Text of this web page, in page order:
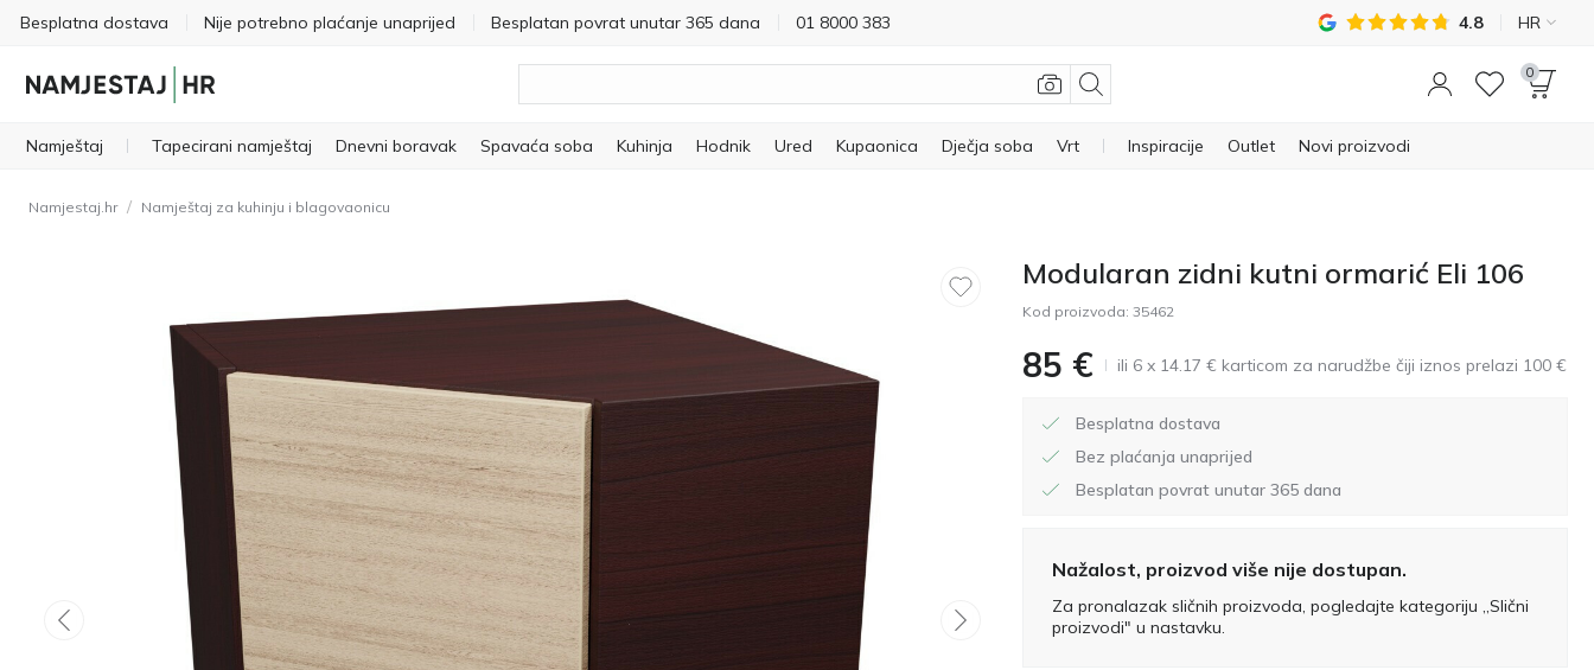
Besplatna dostava Nije potrebno plaćanje unaprijed Besplatan povrat unutar 365 dana 01 8000 383 4.8 HR
0
Namještaj Tapecirani namještaj Dnevni boravak Spavaća soba Kuhinja Hodnik Ured Kupaonica Dječja soba Vrt Inspiracije Outlet Novi proizvodi
Namjestaj.hr / Namještaj za kuhinju i blagovaonicu
Modularan zidni kutni ormarić Eli 106
Kod proizvoda: 35462
85 € ili 6 x 14.17 € karticom za narudžbe čiji iznos prelazi 100 €
Besplatna dostava
Bez plaćanja unaprijed
Besplatan povrat unutar 365 dana
Nažalost, proizvod više nije dostupan.
Za pronalazak sličnih proizvoda, pogledajte kategoriju „Slični
proizvodi" u nastavku.